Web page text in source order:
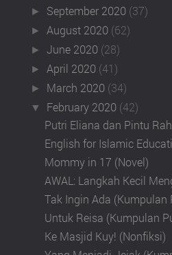
► September 2020 (37)
►August 2020 (62)
►June 2020 (28)
►April 2020 (41)
► March 2020 (34)
▼ February 2020 (42)
Putri Eliana dan Pintu
English for Islamic
Mommy in 17 (Novel)
AWAL: Langkah Kecil
Tak Ingin Ada (Kumpulan
Untuk Reisa (Kumpulan
Ke Masjid Kuy! (Nonfiksi)